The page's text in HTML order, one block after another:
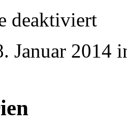
deaktiviert
Januar 2014